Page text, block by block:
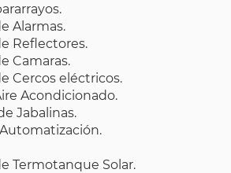
Alarmas.
Reflectores.
Camaras.
Cercos eléctricos.
Acondicionado.
Jabalinas.
Termotanque Solar.